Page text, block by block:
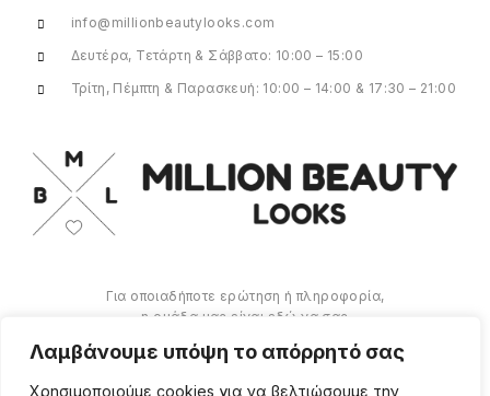
Λαμβάνουμε υπόψη το απόρρητό σας
Χρησιμοποιούμε cookies για να βελτιώσουμε την
info@millionbeautylooks.com
Δευτέρα, Τετάρτη & Σάββατο: 10:00 – 15:00
Τρίτη, Πέμπτη & Παρασκευή: 10:00 – 14:00 & 17:30 – 21:00
Για οποιαδήποτε ερώτηση ή πληροφορία,
η ομάδα μας είναι εδώ να σας
βοηθήσουμε.
ΠΕΡΙΣΣΌΤΕΡΑ